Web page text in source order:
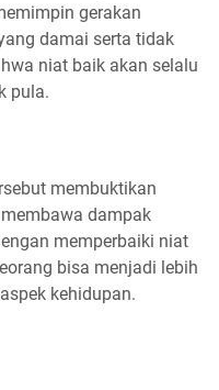
gerakan
damai serta tidak
niat baik akan selalu
pula.
membuktikan
dampak
memperbaiki niat
bisa menjadi lebih
kehidupan.